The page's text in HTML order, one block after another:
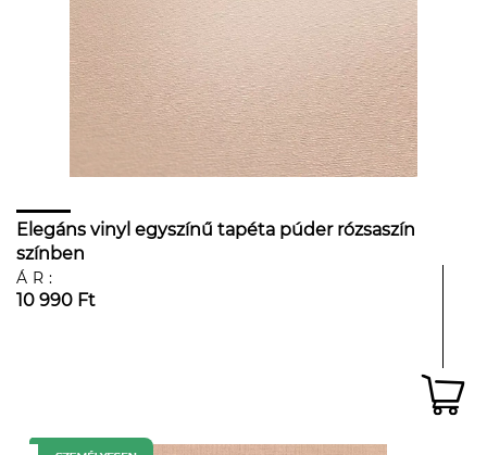
Elegáns vinyl egyszínű tapéta púder rózsaszín
színben
ÁR:
10 990 Ft